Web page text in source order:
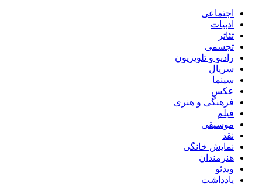
اجتماعی
ادبیات
تئاتر
تجسمی
رادیو و تلویزیون
سریال
سینما
عکس
فرهنگی و هنری
فیلم
موسیقی
نقد
نمایش خانگی
هنرمندان
ویدئو
یادداشت